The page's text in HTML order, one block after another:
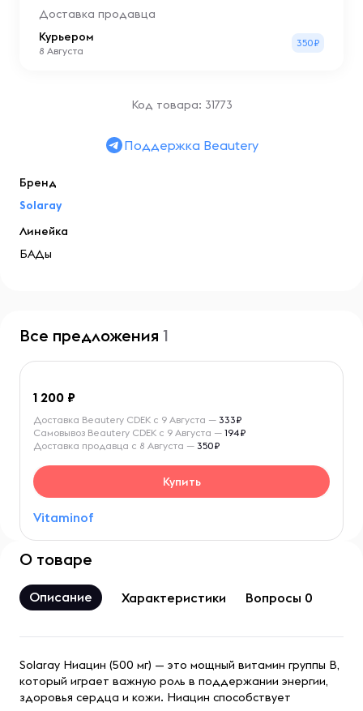
Доставка продавца
Курьером
8 Августа
350₽
Код товара: 31773
Поддержка Beautery
Бренд
Solaray
Линейка
БАДы
Все предложения 1
1 200
Vitaminof
Доставка Beautery CDEK с 9 Августа — 333₽
Самовывоз Beautery CDEK с 9 Августа — 194₽
Доставка продавца с 8 Августа — 350₽
Купить
О товаре
Описание Характеристики Вопросы 0
Solaray Ниацин (500 мг) — это мощный витамин группы В,
который играет важную роль в поддержании энергии,
здоровья сердца и кожи. Ниацин способствует